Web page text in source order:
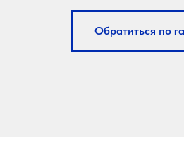
Обратиться по